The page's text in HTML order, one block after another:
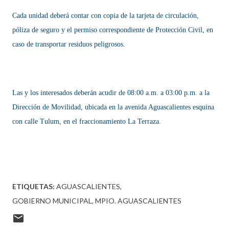
Cada unidad deberá contar con copia de la tarjeta de circulación,
póliza de seguro y el permiso correspondiente de Protección Civil, en
caso de transportar residuos peligrosos.
Las y los interesados deberán acudir de 08:00 a.m. a 03:00 p.m. a la
Dirección de Movilidad, ubicada en la avenida Aguascalientes esquina
con calle Tulum, en el fraccionamiento La Terraza.
ETIQUETAS: AGUASCALIENTES
GOBIERNO MUNICIPAL MPIO. AGUASCALIENTES